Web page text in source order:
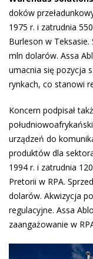
doków
1975 r. i zatrudnia
Burleson w Teksasie.
mln dolarów. Assa
umacnia się pozycja
rynkach, co stanowi
Koncern podpisał
urządzeń do
produktów dla
1994 r. i zatrudnia
Pretorii w RPA.
dolarów. Akwizycja
regulacyjne. Assa
zaangażowanie w